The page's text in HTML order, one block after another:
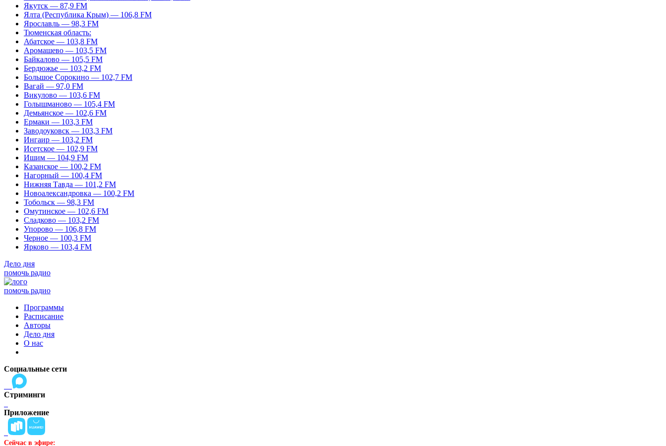
Якутск — 87,9 FM
Ялта (Республика Крым) — 106,8 FM
Ярославль — 98,3 FM
Тюменская область:
Абатское — 103,8 FM
Аромашево — 103,5 FM
Байкалово — 105,5 FM
Бердюжье — 103,2 FM
Большое Сорокино — 102,7 FM
Вагай — 97,0 FM
Викулово — 103,6 FM
Голышманово — 105,4 FM
Демьянское — 102,6 FM
Ермаки — 103,3 FM
Заводоуковск — 103,3 FM
Ингаир — 103,2 FM
Исетское — 102,9 FM
Ишим — 104,9 FM
Казанское — 100,2 FM
Нагорный — 100,4 FM
Нижняя Тавда — 101,2 FM
Новоалександровка — 100,2 FM
Тобольск — 98,3 FM
Омутинское — 102,6 FM
Сладково — 103,2 FM
Упорово — 106,8 FM
Черное — 100,3 FM
Ярково — 103,4 FM
Дело дня
помочь радио
помочь радио
Программы
Расписание
Авторы
Дело дня
О нас
Социальные сети
Стриминги
Приложение
Сейчас в эфире: